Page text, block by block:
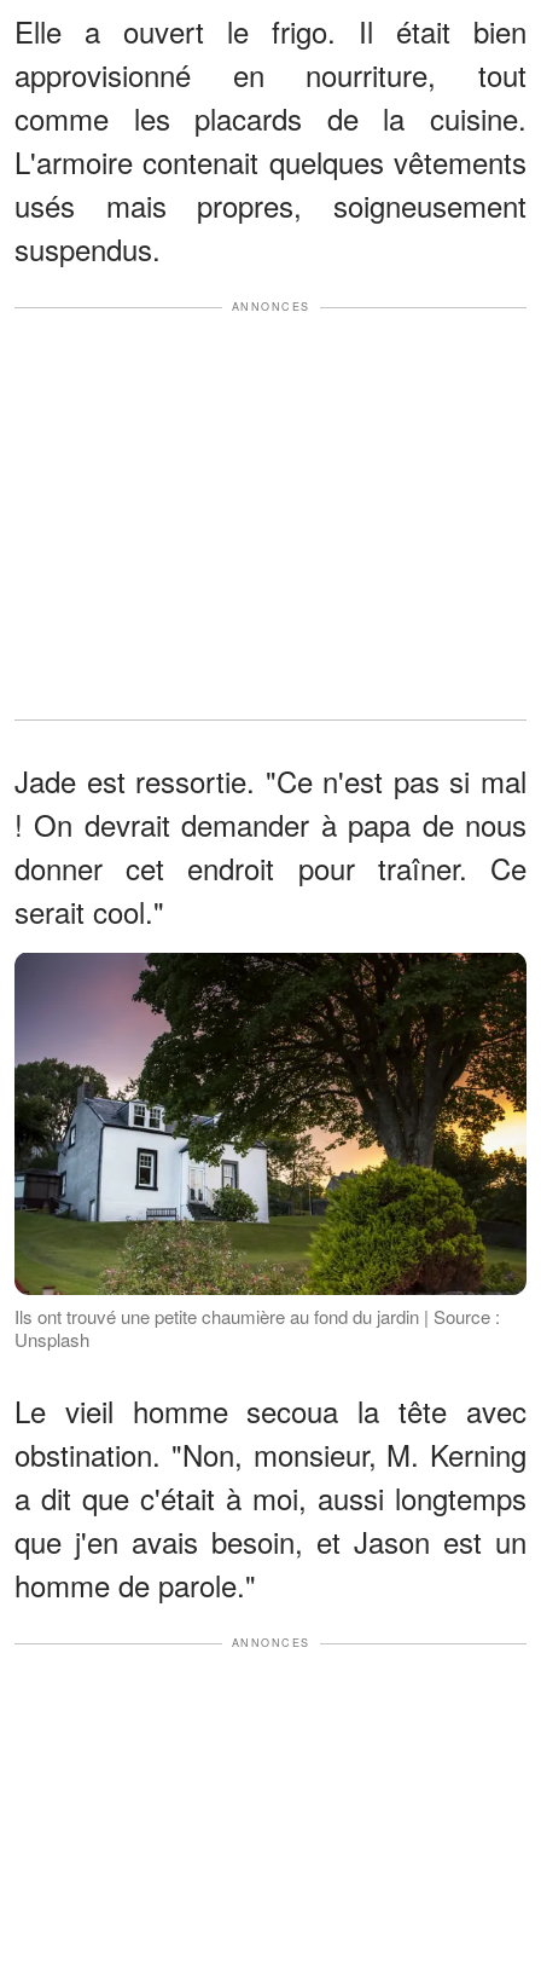
Elle a ouvert le frigo. Il était bien
approvisionné en nourriture, tout
comme les placards de la cuisine.
L'armoire contenait quelques vêtements
usés mais propres, soigneusement
suspendus.
ANNONCES
Jade est ressortie. "Ce n'est pas si mal
! On devrait demander à papa de nous
donner cet endroit pour traîner. Ce
serait cool."
Ils ont trouvé une petite chaumière au fond du jardin | Source :
Unsplash
Le vieil homme secoua la tête avec
obstination. "Non, monsieur, M. Kerning
a dit que c'était à moi, aussi longtemps
que j'en avais besoin, et Jason est un
homme de parole."
ANNONCES